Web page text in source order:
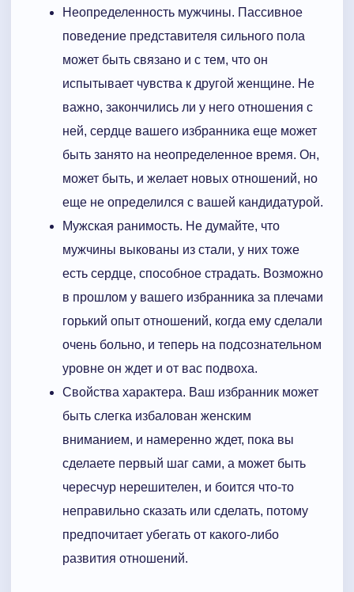
Неопределенность мужчины. Пассивное
поведение представителя сильного пола
может быть связано и с тем, что он
испытывает чувства к другой женщине. Не
важно, закончились ли у него отношения с
ней, сердце вашего избранника еще может
быть занято на неопределенное время. Он,
может быть, и желает новых отношений, но
еще не определился с вашей кандидатурой.
Мужская ранимость. Не думайте, что
мужчины выкованы из стали, у них тоже
есть сердце, способное страдать. Возможно
в прошлом у вашего избранника за плечами
горький опыт отношений, когда ему сделали
очень больно, и теперь на подсознательном
уровне он ждет и от вас подвоха.
Свойства характера. Ваш избранник может
быть слегка избалован женским
вниманием, и намеренно ждет, пока вы
сделаете первый шаг сами, а может быть
чересчур нерешителен, и боится что-то
неправильно сказать или сделать, потому
предпочитает убегать от какого-либо
развития отношений.